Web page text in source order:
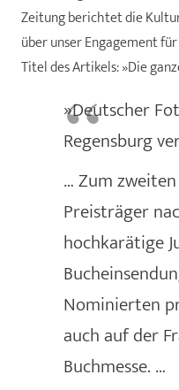
Zeitung berichtet die
über unser Engagement
Titel des Artikels: »Die
»Deutscher
Regensburg
… Zum
Preisträger
hochkarätige
Nominierten
auch auf der
Buchmesse. …